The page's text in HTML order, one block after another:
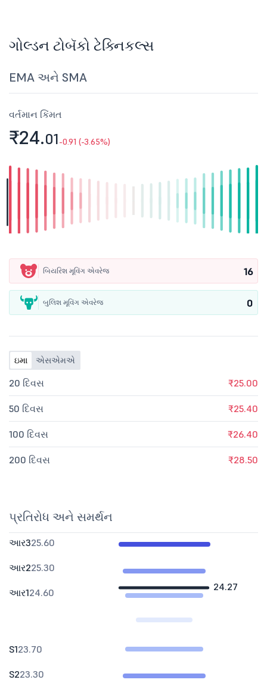
ગોલ્ડન ટોબૅકો ટેક્નિકલ્સ
EMA અને SMA
વર્તમાન કિંમત
₹24.01-0.91 (-3.65%)
બિયરિશ મૂવિંગ એવરેજ 16
બુલિશ મૂવિંગ એવરેજ 0
ઇમા એસએમએ
20 દિવસ ₹25.00
50 દિવસ ₹25.40
100 દિવસ ₹26.40
200 દિવસ ₹28.50
પ્રતિરોધ અને સમર્થન
24.27
આર325.60
આર225.30
આર124.60
S123.70
S223.30